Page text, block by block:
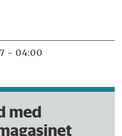
- 04:00
med